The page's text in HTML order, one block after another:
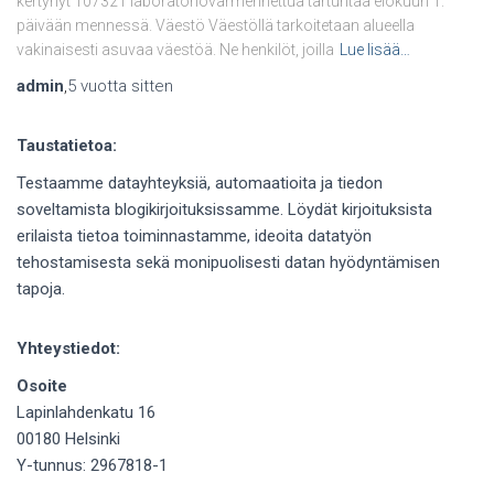
päivään mennessä. Väestö Väestöllä tarkoitetaan alueella
vakinaisesti asuvaa väestöä. Ne henkilöt, joilla
Lue lisää…
admin,5 vuotta sitten
Taustatietoa:
Testaamme datayhteyksiä, automaatioita ja tiedon
soveltamista blogikirjoituksissamme. Löydät kirjoituksista
erilaista tietoa toiminnastamme, ideoita datatyön
tehostamisesta sekä monipuolisesti datan hyödyntämisen
tapoja.
Yhteystiedot:
Osoite
Lapinlahdenkatu 16
00180 Helsinki
Y-tunnus: 2967818-1